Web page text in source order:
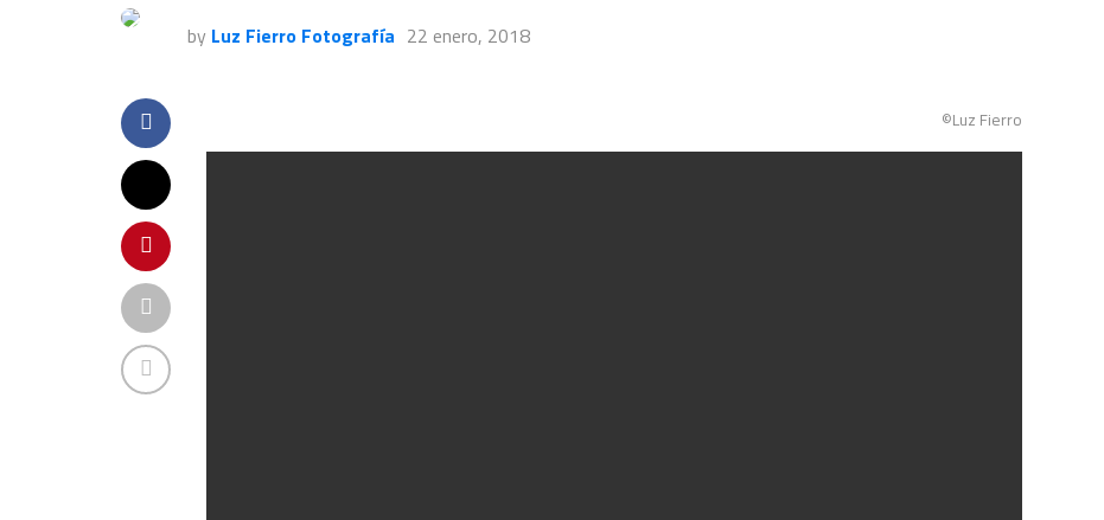
by Luz Fierro Fotografía 22 enero, 2018
©Luz Fierro